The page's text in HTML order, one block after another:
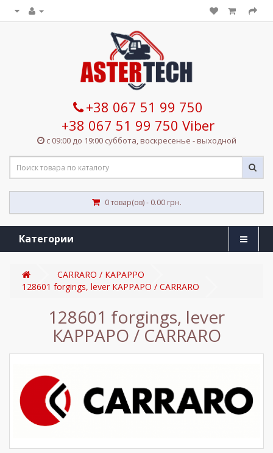
+38 067 51 99 750
+38 067 51 99 750 Viber
с 09:00 до 19:00 суббота, воскресенье - выходной
0 товар(ов) - 0.00 грн.
Категории
CARRARO / КАРАРРО
128601 forgings, lever КАРРАРО / CARRARO
128601 forgings, lever
КАРРАРО / CARRARO